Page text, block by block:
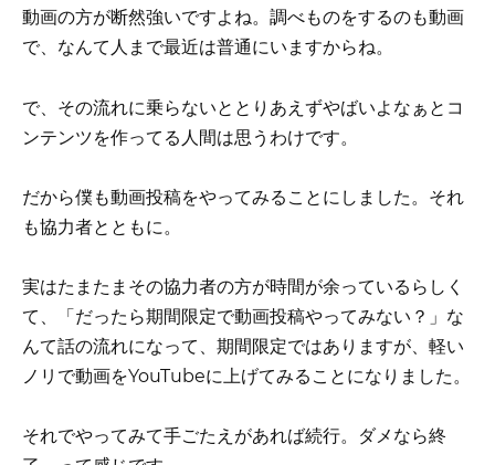
動画の方が断然強いですよね。調べものをするのも動画
で、なんて人まで最近は普通にいますからね。
で、その流れに乗らないととりあえずやばいよなぁとコ
ンテンツを作ってる人間は思うわけです。
だから僕も動画投稿をやってみることにしました。それ
も協力者とともに。
実はたまたまその協力者の方が時間が余っているらしく
て、「だったら期間限定で動画投稿やってみない？」な
んて話の流れになって、期間限定ではありますが、軽い
ノリで動画をYouTubeに上げてみることになりました。
それでやってみて手ごたえがあれば続行。ダメなら終